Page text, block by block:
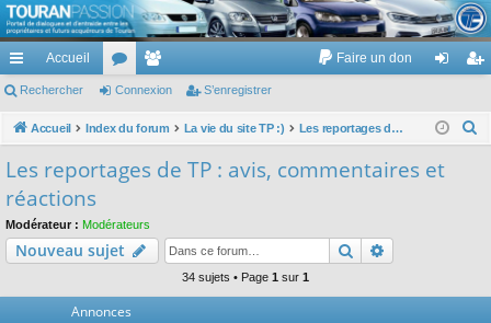
TouranPassion
Le forum des propriétaires ou futurs acquéreurs du Volkswagen Touran
cc
ès
pi
de
Accueil
or
u
e
m
Faire un don
ne nr
Rechercher Connexion S’enregistrer
Accueil Index du forum La vie du site TP :) Les reportages de TP : avis, commentaires et réactions
h
Les reportages de TP : avis, commentaires et
réactions
Modérateur : Modérateurs
Nouveau sujet Rechercher
34 sujets • Page 1 sur 1
Annonces